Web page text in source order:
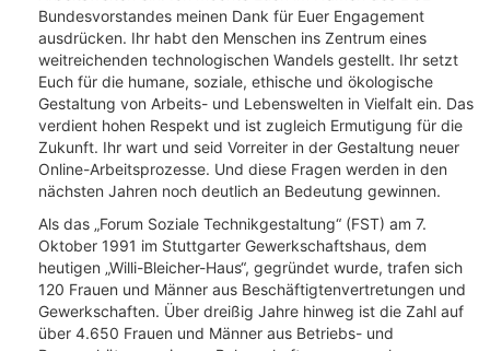
Bundesvorstandes meinen Dank für Euer Engagement
ausdrücken. Ihr habt den Menschen ins Zentrum eines
weitreichenden technologischen Wandels gestellt. Ihr setzt
Euch für die humane, soziale, ethische und ökologische
Gestaltung von Arbeits- und Lebenswelten in Vielfalt ein. Das
verdient hohen Respekt und ist zugleich Ermutigung für die
Zukunft. Ihr wart und seid Vorreiter in der Gestaltung neuer
Online-Arbeitsprozesse. Und diese Fragen werden in den
nächsten Jahren noch deutlich an Bedeutung gewinnen.
Als das „Forum Soziale Technikgestaltung“ (FST) am 7.
Oktober 1991 im Stuttgarter Gewerkschaftshaus, dem
heutigen „Willi-Bleicher-Haus“, gegründet wurde, trafen sich
120 Frauen und Männer aus Beschäftigtenvertretungen und
Gewerkschaften. Über dreißig Jahre hinweg ist die Zahl auf
über 4.650 Frauen und Männer aus Betriebs- und